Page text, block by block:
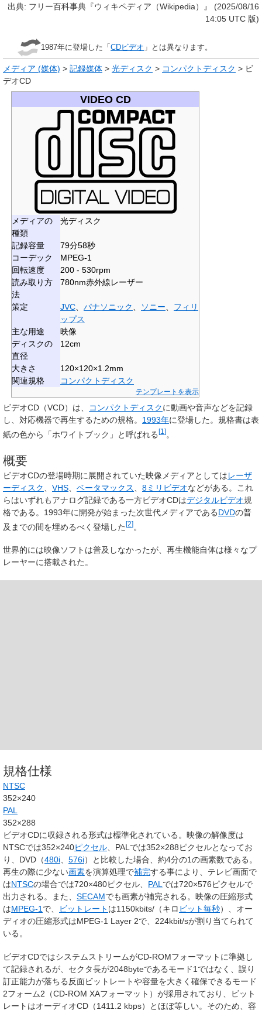
出典: フリー百科事典『ウィキペディア（Wikipedia）』 (2025/08/16
14:05 UTC 版)
1987年に登場した「CDビデオ 」とは異なります。
メディア (媒体) > 記録媒体 > 光ディスク > コンパクトディスク > ビ
デオCD
VIDEO CD
メディアの
種類
光ディスク
記録容量
79分58秒
コーデック
MPEG-1
回転速度
200 - 530rpm
読み取り方
法
780nm赤外線レーザー
策定 JVC パナソニック ソニー
フィリ
ップス
主な用途
映像
ディスクの
直径
12cm
大きさ
120×120×1.2mm
関連規格
コンパクトディスク
テンプレートを表示
ビデオCD （VCD）は、 コンパクトディスクに動画や音声などを記録
し、対応機器で再生するための規格。 1993年に登場した。規格書は表
紙の色から「ホワイトブック」と呼ばれる[1 ]。
概要
ビデオCDの登場時期に展開されていた映像メディアとしてはレーザ
ーディスク
VHS ベータマックス 8ミリビデオなどがある。これ
らはいずれもアナログ記録である一方ビデオCDはデジタルビデオ規
格である。1993年に開発が始まった次世代メディアであるDVDの普
及までの間を埋めるべく登場した [2] 。
世界的には映像ソフトは普及しなかったが、再生機能自体は様々なプ
レーヤーに搭載された。
規格仕様
NTSC
352×240
PAL
352×288
ビデオCDに収録される形式は標準化されている。映像の解像度は
NTSCでは352×240ピクセル、PALでは352×288ピクセルとなってお
り、DVD（480i、 576i）と比較した場合、約4分の1の画素数である。
再生の際に少ない画素を演算処理で補完する事により、テレビ画面で
はNTSCの場合では720×480ピクセル、 PALでは720×576ピクセルで
出力される。また、 SECAMでも画素が補完される。映像の圧縮形式
はMPEG-1で、 ビットレート は1150kbits/（キロ ビット毎秒）、オー
ディオの圧縮形式はMPEG-1 Layer 2で、224kbit/sが割り当てられて
いる。
ビデオCDではシステムストリームがCD-ROMフォーマットに準拠し
て記録されるが、セクタ長が2048byteであるモード1ではなく、誤り
訂正能力が落ちる反面ビットレートや容量を大きく確保できるモード
2フォーム2（CD-ROM XAフォーマット）が採用されており、ビット
レートはオーディオCD（1411.2 kbps）とほぼ等しい。そのため、容